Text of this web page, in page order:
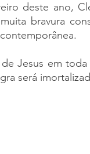
deste ano,
bravura
de Jesus em
será